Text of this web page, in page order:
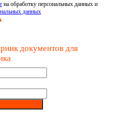
на обработку персональных данных и
данных
документов для